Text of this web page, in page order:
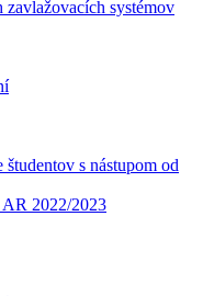
systémov
s nástupom od
2022/2023